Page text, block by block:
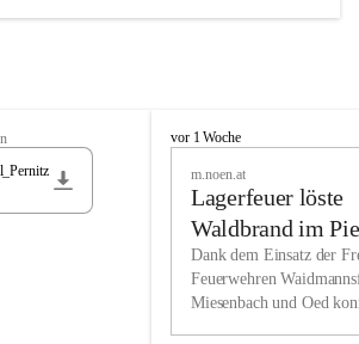
es auf dem nahe gelegenen Unterberg
die zum Schifahren oder
unserer Kulturvereine.
selbst, dass Sie in Miesenbach sowie
Gaststätten und urigen
als lebens- und liebenswerten Ort.
werden ebenso groß geschrieben
M
h
vor 1 Woche
m.noen.at
Lagerfeuer löste
Waldbrand im
aus
Dank dem Einsatz der
Feuerwehren
Miesenbach und Oed